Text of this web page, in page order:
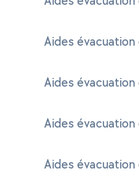
Aides
Aides
Aides
Aides